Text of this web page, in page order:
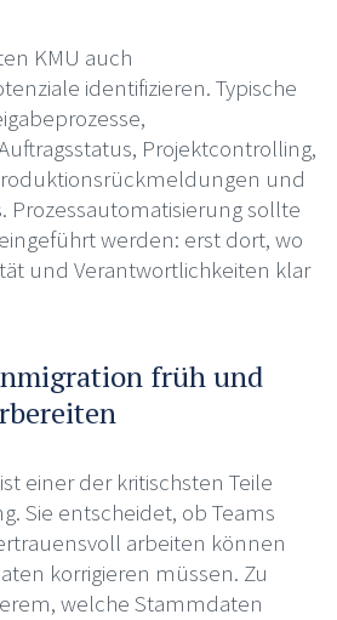
KMU auch
identifizieren. Typische
Projektcontrolling,
und
Prozessautomatisierung sollte
werden: erst dort, wo
und Verantwortlichkeiten klar
früh und
einer der kritischsten Teile
Sie entscheidet, ob Teams
arbeiten können
korrigieren müssen. Zu
welche Stammdaten